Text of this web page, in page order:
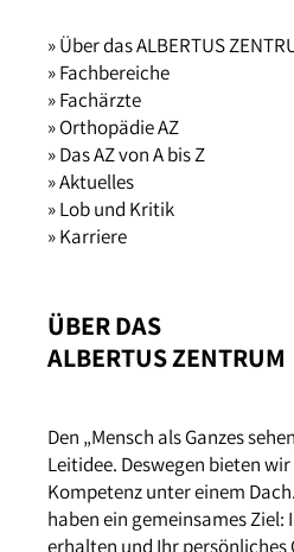
» Über das ALBERTUS
» Fachbereiche
» Fachärzte
» Orthopädie AZ
» Das AZ von A bis Z
» Aktuelles
» Lob und Kritik
» Karriere
ÜBER DAS
ALBERTUS ZENTRUM
Den „Mensch als Ganzes
Leitidee. Deswegen bieten
Kompetenz unter einem
haben ein gemeinsames Ziel:
erhalten und Ihr